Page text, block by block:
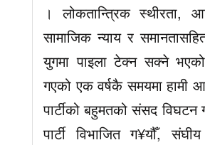
। लोकतान्त्रिक स्थीरता,
सामाजिक न्याय र
युगमा पाइला टेक्न सक्ने
गएको एक वर्षकै समयमा हामी
पार्टीको बहुमतको संसद
पार्टी विभाजित ग¥यौँ,